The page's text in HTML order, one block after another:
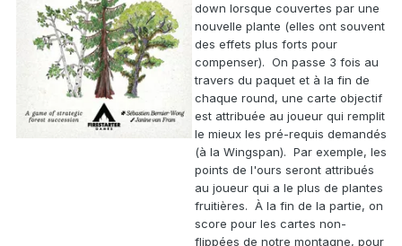
down lorsque couvertes par une
nouvelle plante (elles ont souvent
des effets plus forts pour
compenser). On passe 3 fois au
travers du paquet et à la fin de
chaque round, une carte objectif
est attribuée au joueur qui remplit
le mieux les pré-requis demandés
(à la Wingspan). Par exemple, les
points de l'ours seront attribués
au joueur qui a le plus de plantes
fruitières. À la fin de la partie, on
score pour les cartes non-
flippées de notre montagne, pour